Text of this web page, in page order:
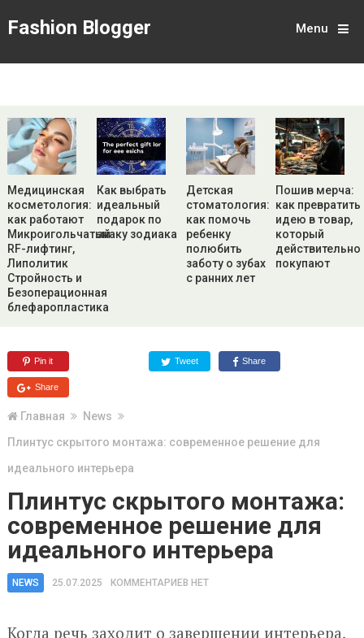
Fashion Blogger Menu
Медицинская
косметология:
как работают
Микроигольчатый
RF-лифтинг,
Липолитик
Стройность и
Безоперационная
блефаропластика
Как выбрать
идеальный
подарок по
знаку зодиака
Детская
стоматология:
как помочь
ребенку
полюбить
заботу о зубах
с ранних лет
Пошив мерча:
как превратить
идею в товар,
который
действительно
покупают
Pin it Tweet Share
Share
Главная
News
Плинтус скрытого монтажа: современное решение для
идеального интерьера
Плинтус скрытого монтажа:
современное решение для
идеального интерьера
NEWS 25.07.2025 КОММЕНТАРИЕВ НЕТ
Когда речь заходит о завершении интерьера,